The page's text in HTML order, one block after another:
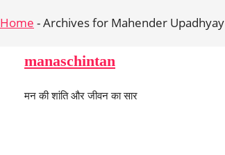
Home -Archives for Mahender Upadhyay
content
manaschintan
मन की शांति और जीवन का सार